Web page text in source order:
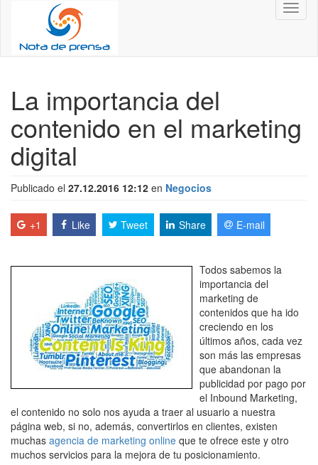
La importancia del
contenido en el marketing
digital
Publicado el 27.12.2016 12:12 en Negocios
+1 Like Tweet Share E-mail
Todos sabemos la
importancia del
marketing de
contenidos que ha ido
creciendo en los
últimos años, cada vez
son más las empresas
que abandonan la
publicidad por pago por
el Inbound Marketing,
el contenido no solo nos ayuda a traer al usuario a nuestra
página web, si no, además, convertirlos en clientes, existen
muchas agencia de marketing online que te ofrece este y otro
muchos servicios para la mejora de tu posicionamiento.